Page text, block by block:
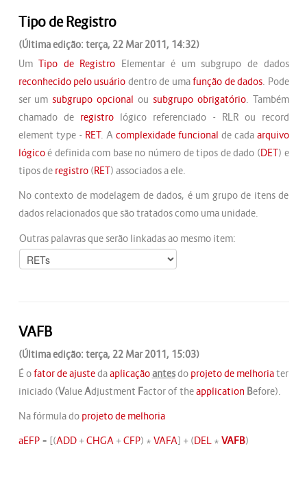
Tipo de Registro
(Última edição: terça, 22 Mar 2011, 14:32)
UmTipo de Registro Elementar é um subgrupo de dados
reconhecido pelo usuário dentro de umafunção de dados. Pode
ser umsubgrupo opcional ou subgrupo obrigatório. Também
chamado de registrológico referenciado - RLR ou record
element type - RET. A complexidade funcional de cada arquivo
lógicoé definida com base no número de tipos de dado (DET) e
tipos de registro(RET) associados a ele.
No contexto de modelagem de dados, é um grupo de itens de
dados relacionados que são tratados como uma unidade.
Outras palavras que serão linkadas ao mesmo item:
VAFB
(Última edição: terça, 22 Mar 2011, 15:03)
É ofator de ajustedaaplicaçãoantesdo projeto de melhoriater
iniciado (ValueAdjustment Factor of theapplication Before).
Na fórmula do projeto de melhoria
aEFP= [(ADD+CHGA+CFP) * VAFA] + (DEL* VAFB)